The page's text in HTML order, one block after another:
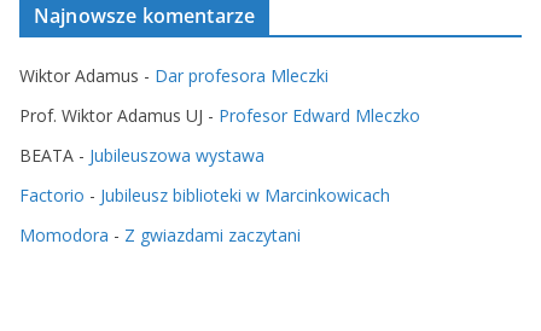
Najnowsze komentarze
Wiktor Adamus - Dar profesora Mleczki
Prof. Wiktor Adamus UJ - Profesor Edward Mleczko
BEATA - Jubileuszowa wystawa
Factorio - Jubileusz biblioteki w Marcinkowicach
Momodora - Z gwiazdami zaczytani